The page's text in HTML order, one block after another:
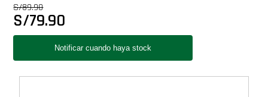
S/89.90
S/79.90